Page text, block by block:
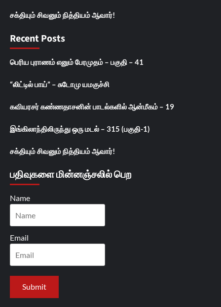
சக்தியும் சிவனும் நித்தியம் ஆவார்!
Recent Posts
பெரிய புராணம் எனும் பேரமுதம் – பகுதி – 41
“லிட்டில் பாய்” – சுடோமு யமகுச்சி
கவியரசர் கண்ணதாசனின் பாடல்களில் ஆன்மீகம் – 19
இங்கிலாந்திலிருந்து ஒரு மடல் – 315 (பகுதி-1)
சக்தியும் சிவனும் நித்தியம் ஆவார்!
பதிவுகளை மின்னஞ்சலில் பெற
Name
Email